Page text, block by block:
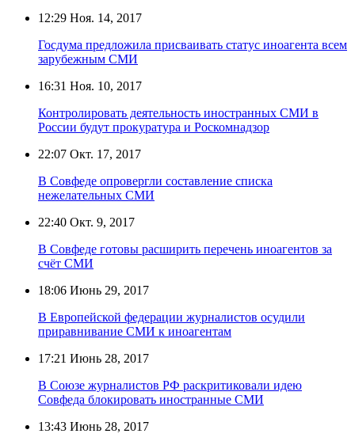
12:29 Ноя. 14, 2017
Госдума предложила присваивать статус иноагента всем
зарубежным СМИ
16:31 Ноя. 10, 2017
Контролировать деятельность иностранных СМИ в
России будут прокуратура и Роскомнадзор
22:07 Окт. 17, 2017
В Совфеде опровергли составление списка
нежелательных СМИ
22:40 Окт. 9, 2017
В Совфеде готовы расширить перечень иноагентов за
счёт СМИ
18:06 Июнь 29, 2017
В Европейской федерации журналистов осудили
приравнивание СМИ к иноагентам
17:21 Июнь 28, 2017
В Союзе журналистов РФ раскритиковали идею
Совфеда блокировать иностранные СМИ
13:43 Июнь 28, 2017